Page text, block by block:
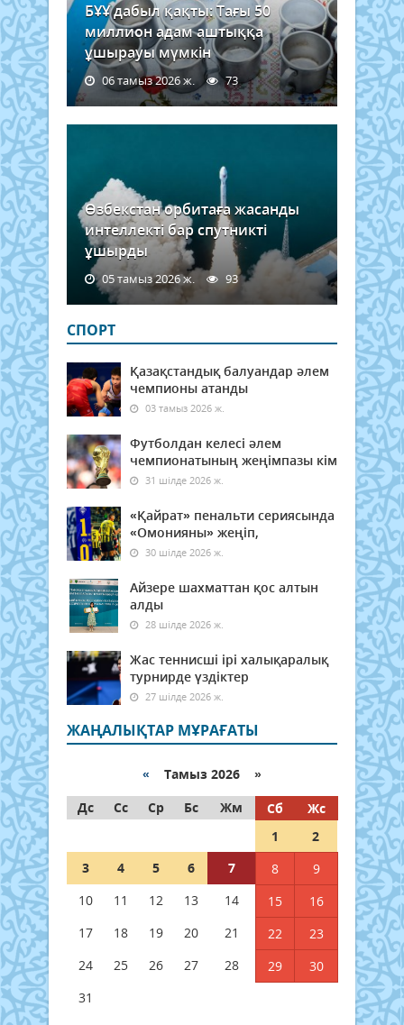
БҰҰ дабыл қақты: Тағы 50
миллион адам аштыққа
ұшырауы мүмкін
06 тамыз 2026 ж. 73
Өзбекстан орбитаға жасанды
интеллекті бар спутникті
ұшырды
05 тамыз 2026 ж. 93
СПОРТ
Қазақстандық балуандар әлем
чемпионы атанды
03 тамыз 2026 ж.
Футболдан келесі әлем
чемпионатының жеңімпазы кім
31 шілде 2026 ж.
«Қайрат» пенальти сериясында
«Омонияны» жеңіп,
30 шілде 2026 ж.
Айзере шахматтан қос алтын
алды
28 шілде 2026 ж.
Жас теннисші ірі халықаралық
турнирде үздіктер
27 шілде 2026 ж.
ЖАҢАЛЫҚТАР МҰРАҒАТЫ
« Тамыз 2026 »
Дс
Сс Ср Бс Жм Сб
Жс
1
2
3
4 5 6 7 8
9
10
11 12 13 14 15
16
17
18 19 20 21 22
23
24
25 26 27 28 29
30
31